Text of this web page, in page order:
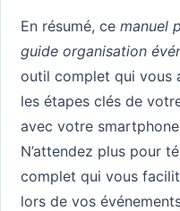
En résumé, cemanuel
guide organisation
outil complet qui vous
les étapes clés de
avec votre
N’attendez plus pour
complet qui vous
lors de vos